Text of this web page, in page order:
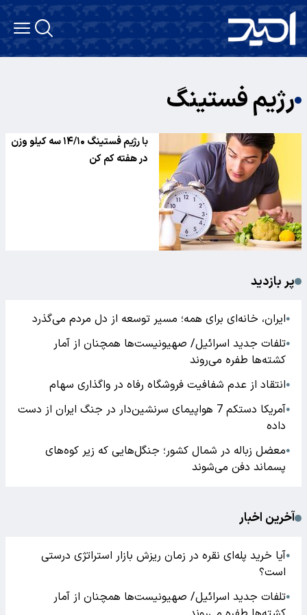
رژیم فستینگ
با رژیم فستینگ ۱۴/۱۰ سه کیلو وزن
در هفته کم کن
پر بازدید
●ایران، خانه‌ای برای همه؛ مسیر توسعه از دل مردم می‌گذرد
●تلفات جدید اسرائیل/ صهیونیست‌ها همچنان از آمار
کشته‌ها طفره می‌روند
●انتقاد از عدم شفافیت فروشگاه رفاه در واگذاری سهام
●
آمریکا دستکم 7 هواپیمای سرنشین‌دار در جنگ ایران از دست
داده
●معضل زباله در شمال کشور؛ جنگل‌هایی که زیر کوه‌های
پسماند دفن می‌شوند
آخرین اخبار
●آیا خرید پله‌ای نقره در زمان ریزش بازار استراتژی درستی
است؟
●تلفات جدید اسرائیل/ صهیونیست‌ها همچنان از آمار